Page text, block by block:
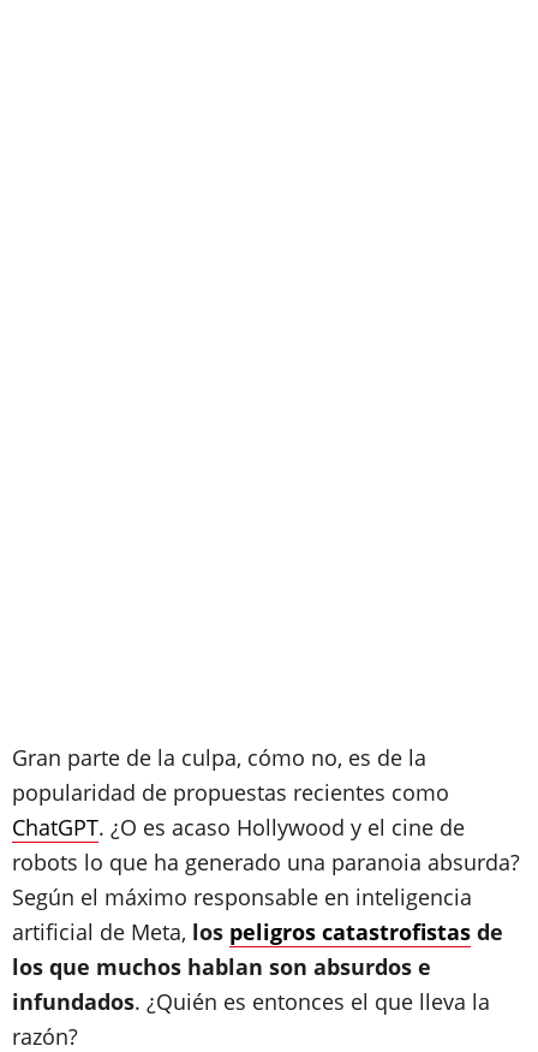
Gran parte de la culpa, cómo no, es de la
popularidad de propuestas recientes como
ChatGPT. ¿O es acaso Hollywood y el cine de
robots lo que ha generado una paranoia absurda?
Según el máximo responsable en inteligencia
artificial de Meta, los peligros catastrofistas de
los que muchos hablan son absurdos e
infundados. ¿Quién es entonces el que lleva la
razón?